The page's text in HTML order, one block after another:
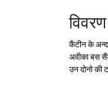
विवरण
कैंटीन के
अवीका बस
उन दोनो की